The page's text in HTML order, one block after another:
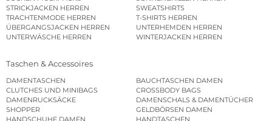
STRICKJACKEN HERREN
SWEATSHIRTS
TRACHTENMODE HERREN
T-SHIRTS HERREN
ÜBERGANGSJACKEN HERREN
UNTERHEMDEN HERREN
UNTERWÄSCHE HERREN
WINTERJACKEN HERREN
Taschen & Accessoires
DAMENTASCHEN
BAUCHTASCHEN DAMEN
CLUTCHES UND MINIBAGS
CROSSBODY BAGS
DAMENRUCKSÄCKE
DAMENSCHALS & DAMENTÜCHER
SHOPPER
GELDBÖRSEN DAMEN
HANDSCHUHE DAMEN
HANDTASCHEN